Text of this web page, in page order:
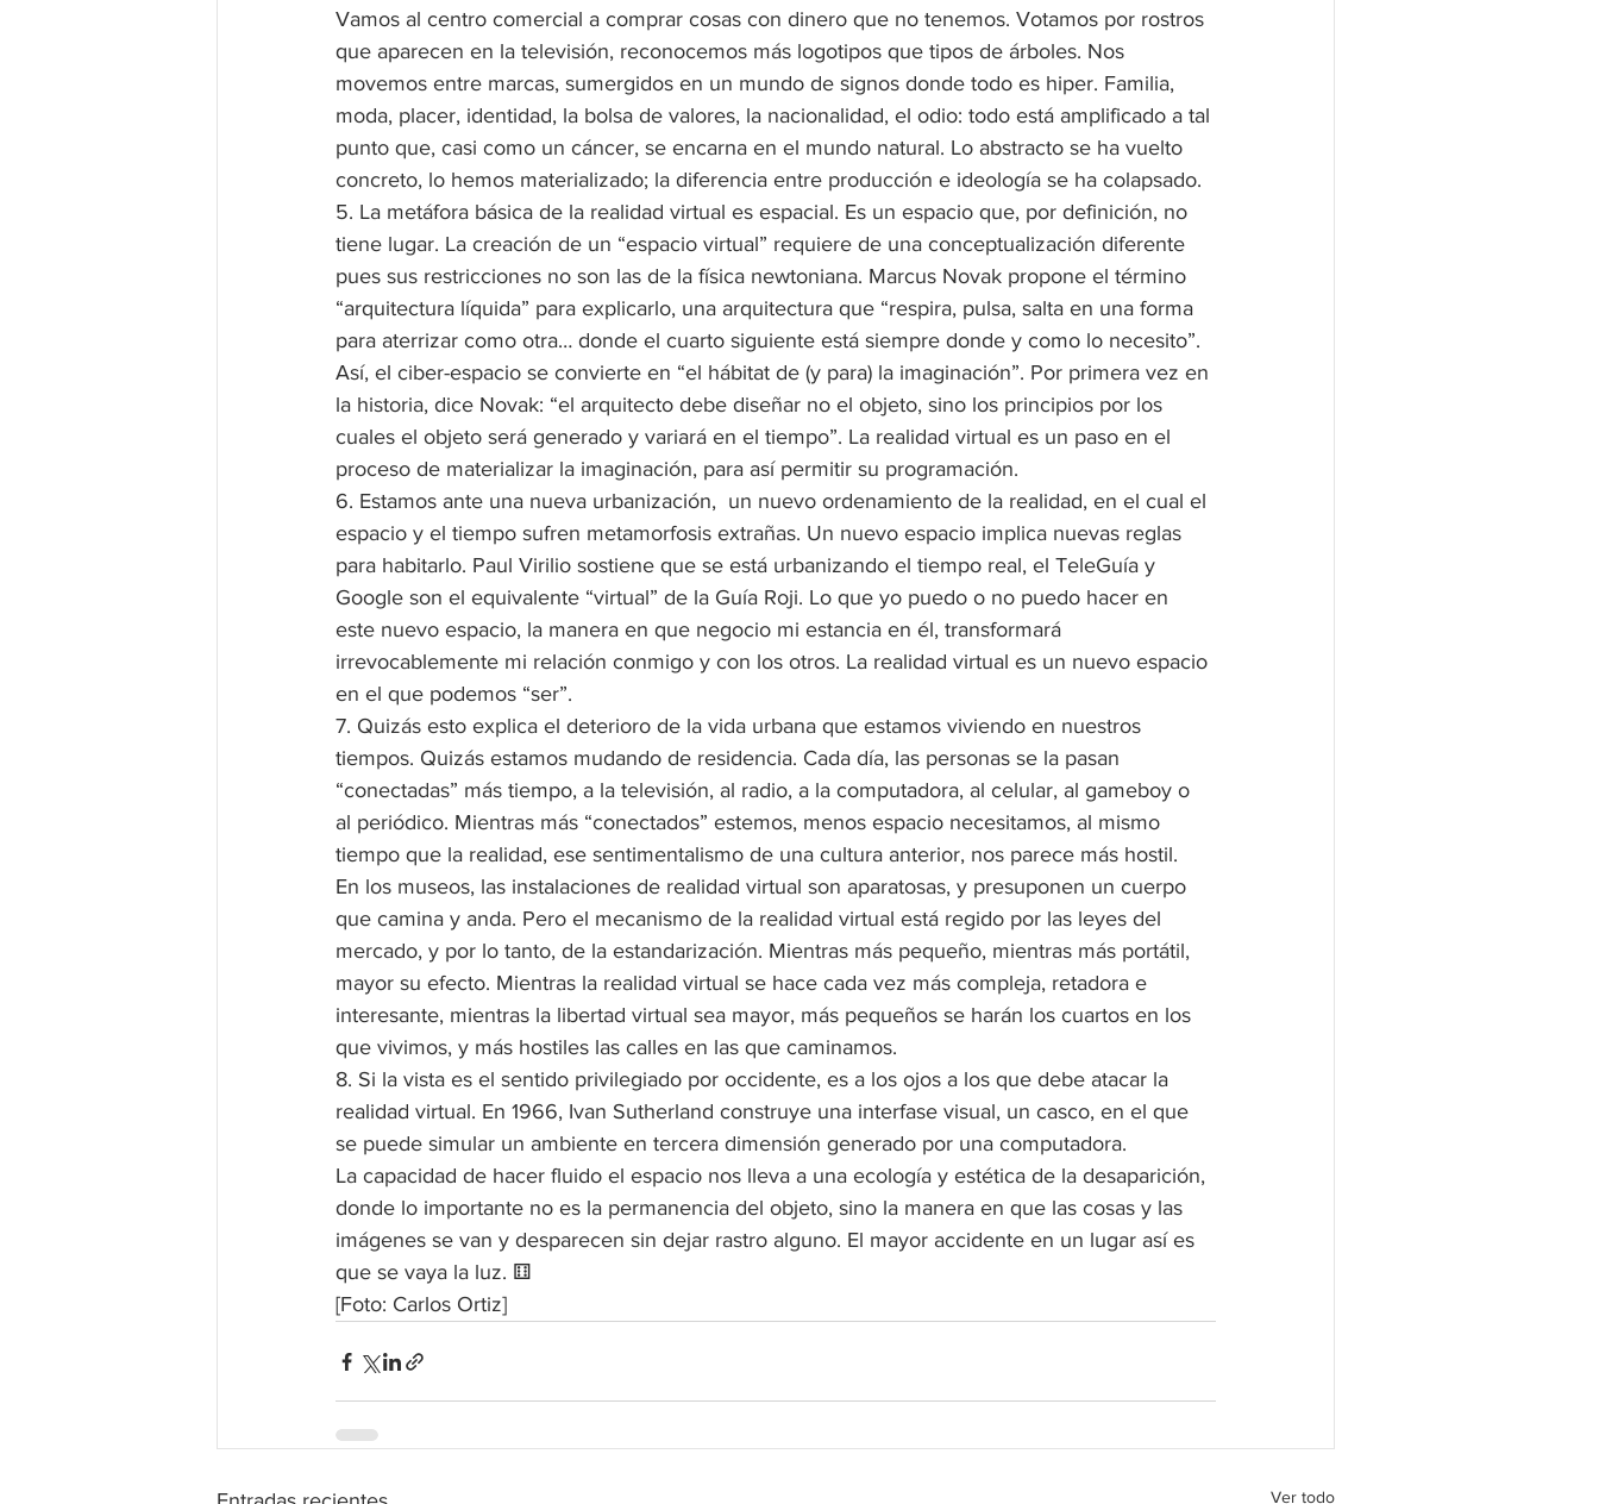
Vamos al centro comercial a comprar cosas con dinero que no tenemos. Votamos por rostros
que aparecen en la televisión, reconocemos más logotipos que tipos de árboles. Nos
movemos entre marcas, sumergidos en un mundo de signos donde todo es hiper. Familia,
moda, placer, identidad, la bolsa de valores, la nacionalidad, el odio: todo está amplificado a tal
punto que, casi como un cáncer, se encarna en el mundo natural. Lo abstracto se ha vuelto
concreto, lo hemos materializado; la diferencia entre producción e ideología se ha colapsado.
5. La metáfora básica de la realidad virtual es espacial. Es un espacio que, por definición, no
tiene lugar. La creación de un “espacio virtual” requiere de una conceptualización diferente
pues sus restricciones no son las de la física newtoniana. Marcus Novak propone el término
“arquitectura líquida” para explicarlo, una arquitectura que “respira, pulsa, salta en una forma
para aterrizar como otra… donde el cuarto siguiente está siempre donde y como lo necesito”.
Así, el ciber-espacio se convierte en “el hábitat de (y para) la imaginación”. Por primera vez en
la historia, dice Novak: “el arquitecto debe diseñar no el objeto, sino los principios por los
cuales el objeto será generado y variará en el tiempo”. La realidad virtual es un paso en el
proceso de materializar la imaginación, para así permitir su programación.
6. Estamos ante una nueva urbanización,  un nuevo ordenamiento de la realidad, en el cual el
espacio y el tiempo sufren metamorfosis extrañas. Un nuevo espacio implica nuevas reglas
para habitarlo. Paul Virilio sostiene que se está urbanizando el tiempo real, el TeleGuía y
Google son el equivalente “virtual” de la Guía Roji. Lo que yo puedo o no puedo hacer en
este nuevo espacio, la manera en que negocio mi estancia en él, transformará
irrevocablemente mi relación conmigo y con los otros. La realidad virtual es un nuevo espacio
en el que podemos “ser”.
7. Quizás esto explica el deterioro de la vida urbana que estamos viviendo en nuestros
tiempos. Quizás estamos mudando de residencia. Cada día, las personas se la pasan
“conectadas” más tiempo, a la televisión, al radio, a la computadora, al celular, al gameboy o
al periódico. Mientras más “conectados” estemos, menos espacio necesitamos, al mismo
tiempo que la realidad, ese sentimentalismo de una cultura anterior, nos parece más hostil.
En los museos, las instalaciones de realidad virtual son aparatosas, y presuponen un cuerpo
que camina y anda. Pero el mecanismo de la realidad virtual está regido por las leyes del
mercado, y por lo tanto, de la estandarización. Mientras más pequeño, mientras más portátil,
mayor su efecto. Mientras la realidad virtual se hace cada vez más compleja, retadora e
interesante, mientras la libertad virtual sea mayor, más pequeños se harán los cuartos en los
que vivimos, y más hostiles las calles en las que caminamos.
8. Si la vista es el sentido privilegiado por occidente, es a los ojos a los que debe atacar la
realidad virtual. En 1966, Ivan Sutherland construye una interfase visual, un casco, en el que
se puede simular un ambiente en tercera dimensión generado por una computadora.
La capacidad de hacer fluido el espacio nos lleva a una ecología y estética de la desaparición,
donde lo importante no es la permanencia del objeto, sino la manera en que las cosas y las
imágenes se van y desparecen sin dejar rastro alguno. El mayor accidente en un lugar así es
que se vaya la luz. ⚅
[Foto: Carlos Ortiz]
Ver todo